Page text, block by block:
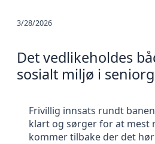
3/28/2026
Det vedlikeholdes
sosialt miljø i
Frivillig innsats rundt
klart og sørger for at mest
kommer tilbake der det